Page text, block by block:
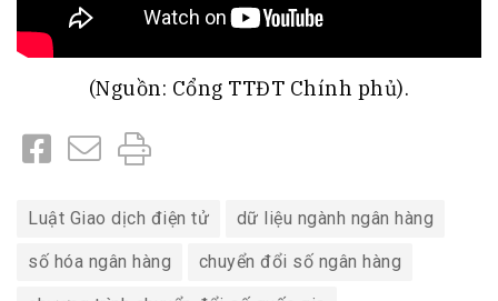
(Nguồn: Cổng TTĐT Chính phủ).
Luật Giao dịch điện tử dữ liệu ngành ngân hàng
số hóa ngân hàng chuyển đổi số ngân hàng